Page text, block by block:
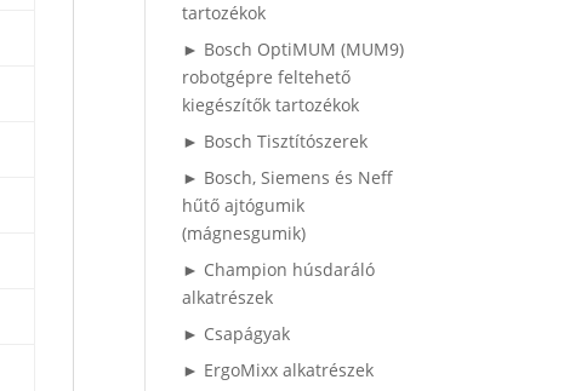
tartozékok
► Bosch OptiMUM (MUM9)
robotgépre feltehető
kiegészítők tartozékok
► Bosch Tisztítószerek
► Bosch, Siemens és Neff
hűtő ajtógumik
(mágnesgumik)
► Champion húsdaráló
alkatrészek
► Csapágyak
► ErgoMixx alkatrészek